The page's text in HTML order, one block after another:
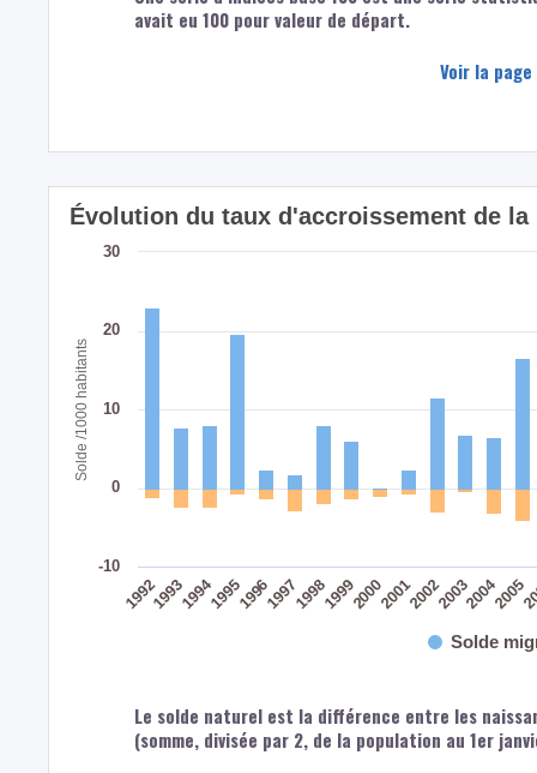
avait eu 100 pour valeur de départ.
Voir la
Solde /1000 habitants
Évolution du taux d'accroissement de
19921993199419951996199719981999200020012002200320042005
-10
0
10
20
30
Solde
Le solde naturel est la différence entre les
(somme, divisée par 2, de la population au 1er